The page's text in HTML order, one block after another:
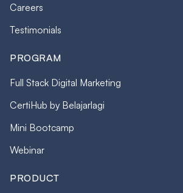
Careers
Testimonials
PROGRAM
Full Stack Digital Marketing
CertiHub by Belajarlagi
Mini Bootcamp
Webinar
PRODUCT